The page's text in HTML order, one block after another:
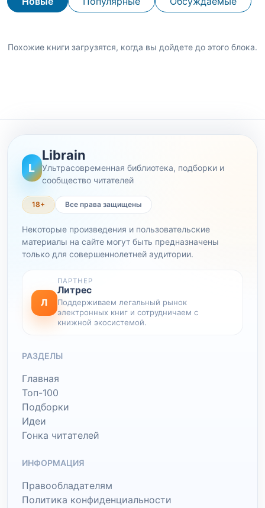
Похожие книги загрузятся, когда вы дойдете до этого блока.
L
Librain
Ультрасовременная библиотека, подборки и
сообщество читателей
18+ Все права защищены
Некоторые произведения и пользовательские
материалы на сайте могут быть предназначены
только для совершеннолетней аудитории.
Л
ПАРТНЕР
Литрес
Поддерживаем легальный рынок
электронных книг и сотрудничаем с
книжной экосистемой.
РАЗДЕЛЫ
Главная
Топ-100
Подборки
Идеи
Гонка читателей
ИНФОРМАЦИЯ
Правообладателям
Политика конфиденциальности